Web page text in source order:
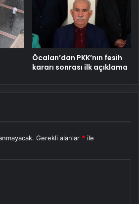
Öcalan’dan PKK’nın fesih
kararı sonrası ilk açıklama
Gerekli alanlar * ile